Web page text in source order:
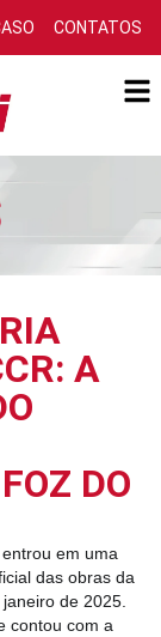
CONTATOS
A
DO
entrou em uma
das obras da
de 2025.
contou com a